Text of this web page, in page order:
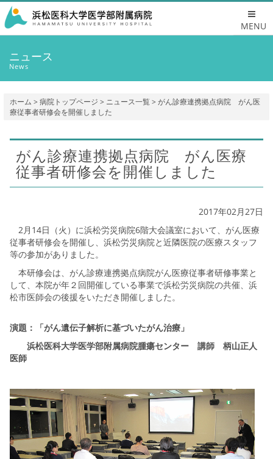
MENU
ニュース
News
ホーム > 病院トップページ > ニュース一覧> がん診療連携拠点病院 がん医
療従事者研修会を開催しました
がん診療連携拠点病院 がん医療
従事者研修会を開催しました
2017年02月27日
2月14日（火）に浜松労災病院6階大会議室において、がん医療
従事者研修会を開催し、浜松労災病院と近隣医院の医療スタッフ
等の参加がありました。
本研修会は、がん診療連携拠点病院がん医療従事者研修事業と
して、本院が年２回開催している事業で浜松労災病院の共催、浜
松市医師会の後援をいただき開催しました。
演題：「がん遺伝子解析に基づいたがん治療」
浜松医科大学医学部附属病院腫瘍センター 講師 柄山正人
医師